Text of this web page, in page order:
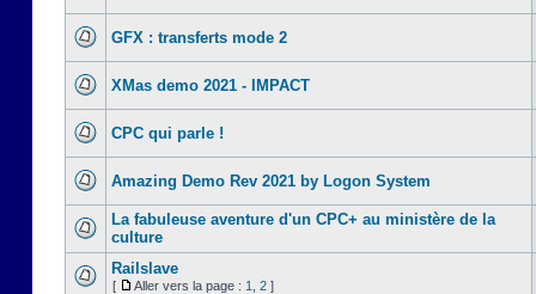
GFX : transferts mode 2
XMas demo 2021 - IMPACT
CPC qui parle !
Amazing Demo Rev 2021 by Logon System
La fabuleuse aventure d'un CPC+ au ministère de la
culture
Railslave
[ Aller vers la page : 1 2 ]